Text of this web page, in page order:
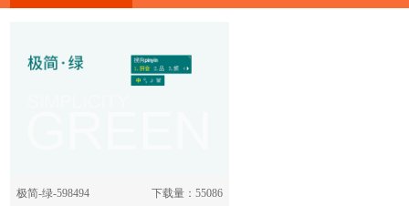
分享：
极简-绿-598494
下载量：55086